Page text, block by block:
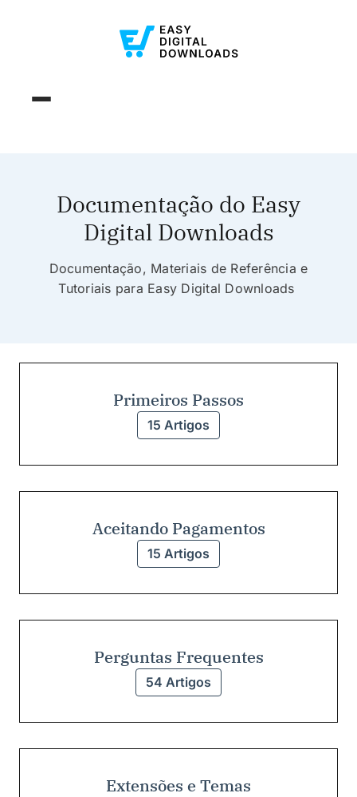
Documentação do Easy
Digital Downloads
Documentação, Materiais de Referência e
Tutoriais para Easy Digital Downloads
Primeiros Passos
15 Artigos
Aceitando Pagamentos
15 Artigos
Perguntas Frequentes
54 Artigos
Extensões e Temas